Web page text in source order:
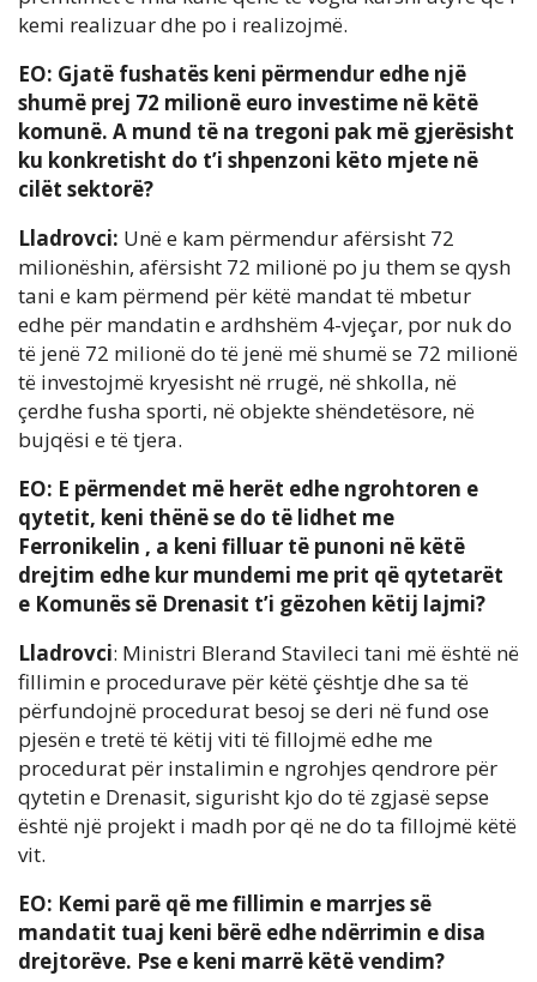
kemi realizuar dhe po i realizojmë.
EO: Gjatë fushatës keni përmendur edhe një
shumë prej 72 milionë euro investime në këtë
komunë. A mund të na tregoni pak më gjerësisht
ku konkretisht do t’i shpenzoni këto mjete në
cilët sektorë?
Lladrovci: Unë e kam përmendur afërsisht 72
milionëshin, afërsisht 72 milionë po ju them se qysh
tani e kam përmend për këtë mandat të mbetur
edhe për mandatin e ardhshëm 4-vjeçar, por nuk do
të jenë 72 milionë do të jenë më shumë se 72 milionë
të investojmë kryesisht në rrugë, në shkolla, në
çerdhe fusha sporti, në objekte shëndetësore, në
bujqësi e të tjera.
EO: E përmendet më herët edhe ngrohtoren e
qytetit, keni thënë se do të lidhet me
Ferronikelin , a keni filluar të punoni në këtë
drejtim edhe kur mundemi me prit që qytetarët
e Komunës së Drenasit t’i gëzohen këtij lajmi?
Lladrovci: Ministri Blerand Stavileci tani më është në
fillimin e procedurave për këtë çështje dhe sa të
përfundojnë procedurat besoj se deri në fund ose
pjesën e tretë të këtij viti të fillojmë edhe me
procedurat për instalimin e ngrohjes qendrore për
qytetin e Drenasit, sigurisht kjo do të zgjasë sepse
është një projekt i madh por që ne do ta fillojmë këtë
vit.
EO: Kemi parë që me fillimin e marrjes së
mandatit tuaj keni bërë edhe ndërrimin e disa
drejtorëve. Pse e keni marrë këtë vendim?